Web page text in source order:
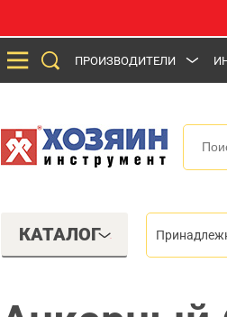
ПРОИЗВОДИТЕЛИ
КАТАЛОГ